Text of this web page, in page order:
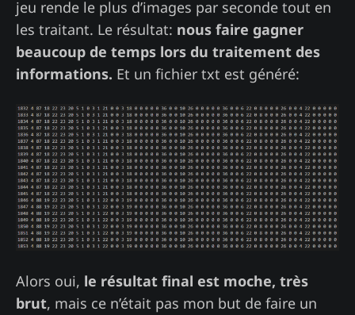
jeu rende le plus d’images par seconde tout en
les traitant. Le résultat: nous faire gagner
beaucoup de temps lors du traitement des
informations. Et un fichier txt est généré:
Alors oui, le résultat final est moche, très
brut, mais ce n’était pas mon but de faire un